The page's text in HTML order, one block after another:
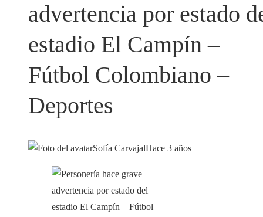
advertencia por estado
estadio El Campín –
Fútbol Colombiano –
Deportes
Sofía CarvajalHace 3 años